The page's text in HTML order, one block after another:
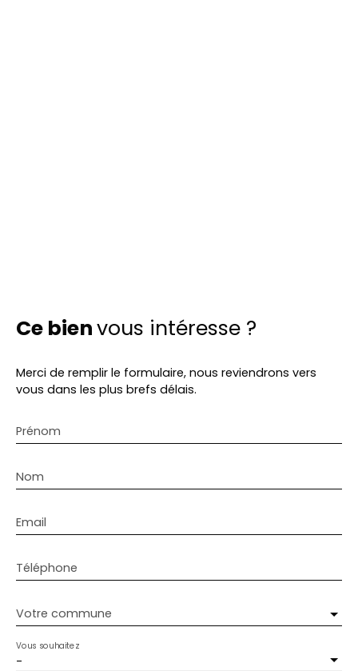
Ce bienvous intéresse ?
Merci de remplir le formulaire, nous reviendrons vers
vous dans les plus brefs délais.
Prénom
Nom
Email
Téléphone
Votre commune
-
Vous souhaitez